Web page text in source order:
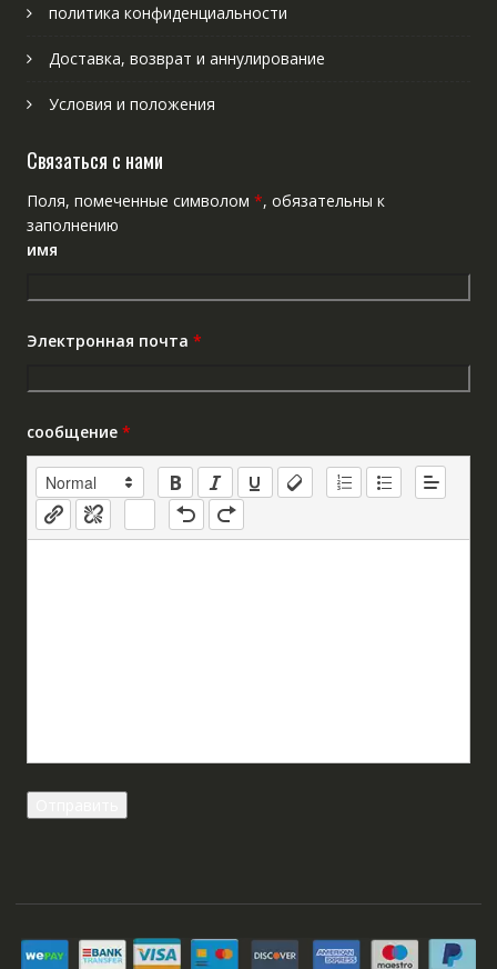
политика конфиденциальности
Доставка, возврат и аннулирование
Условия и положения
Связаться с нами
Поля, помеченные символом *, обязательны к
заполнению
имя
Электронная почта *
сообщение *